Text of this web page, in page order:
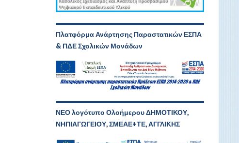
Πλατφόρμα Ανάρτησης Παραστατικών ΕΣΠΑ
& ΠΔΕ Σχολικών Μονάδων
ΝΕΟ λογότυπο Ολοήμερου ΔΗΜΟΤΙΚΟΥ,
ΝΗΠΙΑΓΩΓΕΙΟΥ, ΣΜΕΑΕ+ΤΕ, ΑΓΓΛΙΚΗΣ